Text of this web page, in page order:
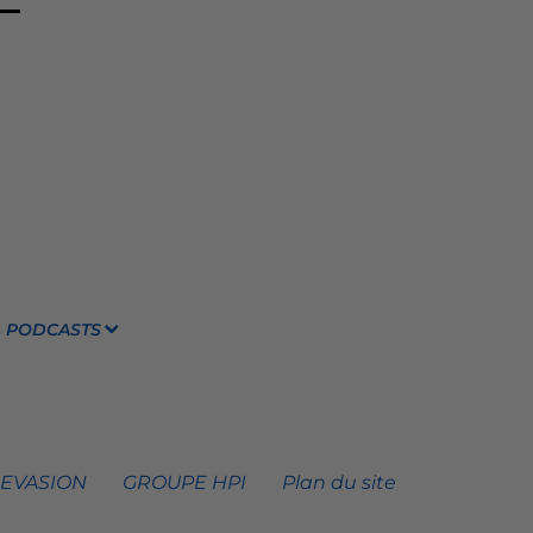
PODCASTS
GROUPE HPI Plan du site